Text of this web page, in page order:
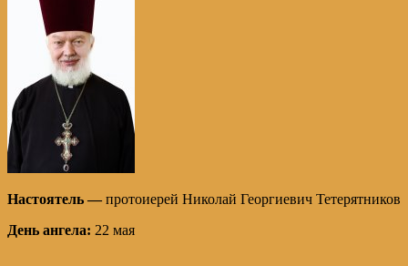
Настоятель —протоиерей Николай Георгиевич Тетерятников
День ангела: 22 мая